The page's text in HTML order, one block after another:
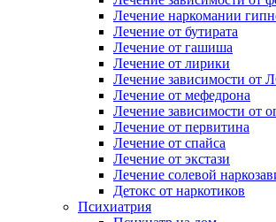
Лечение наркомании
Лечение от бутирата
Лечение от гашиша
Лечение от лирики
Лечение зависимости от
Лечение от мефедрона
Лечение зависимости от
Лечение от первитина
Лечение от спайса
Лечение от экстази
Лечение солевой
Детокс от наркотиков
Психиатрия